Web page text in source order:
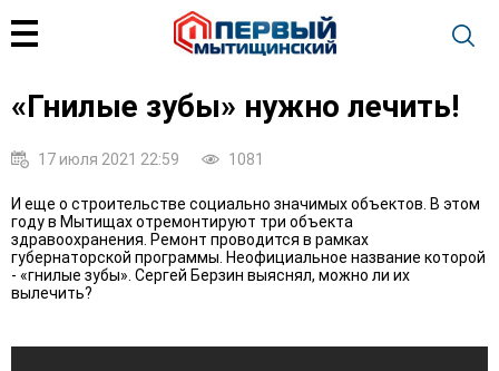
«Гнилые зубы» нужно лечить!
17 июля 2021 22:59 1081
И еще о строительстве социально значимых объектов. В этом
году в Мытищах отремонтируют три объекта
здравоохранения. Ремонт проводится в рамках
губернаторской программы. Неофициальное название которой
- «гнилые зубы». Сергей Берзин выяснял, можно ли их
вылечить?